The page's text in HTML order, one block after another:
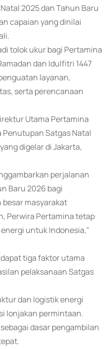
2025 dan Tahun Baru
capaian yang dinilai
tolok ukur bagi Pertamina
dan Idulfitri 1447
layanan,
serta perencanaan
Utama Pertamina
Penutupan Satgas Natal
digelar di Jakarta,
perjalanan
Baru 2026 bagi
besar masyarakat
Perwira Pertamina tetap
untuk Indonesia,"
tiga faktor utama
pelaksanaan Satgas
dan logistik energi
lonjakan permintaan.
dasar pengambilan